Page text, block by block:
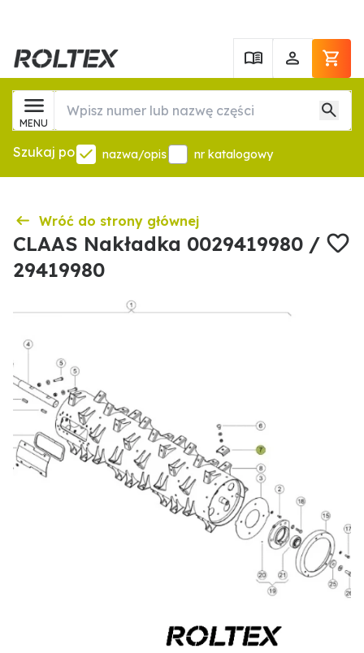
MENU
Szukaj po nazwa/opis nr katalogowy
Wróć do strony głównej
CLAAS Nakładka 0029419980 /
29419980